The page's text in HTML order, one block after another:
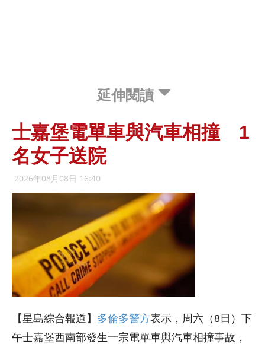
延伸閱讀
士嘉堡電單車與汽車相撞 1
名女子送院
2026年08月08日 16:40
【星島綜合報道】 多倫多警方表示，周六（8日）下
午士嘉堡西南部發生一宗電單車與汽車相撞事故，